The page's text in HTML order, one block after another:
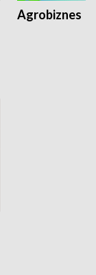
Agrobiznes